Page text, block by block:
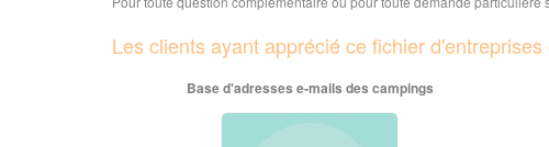
Les clients ayant apprécié ce fichier
Base d'adresses e-mails des campings